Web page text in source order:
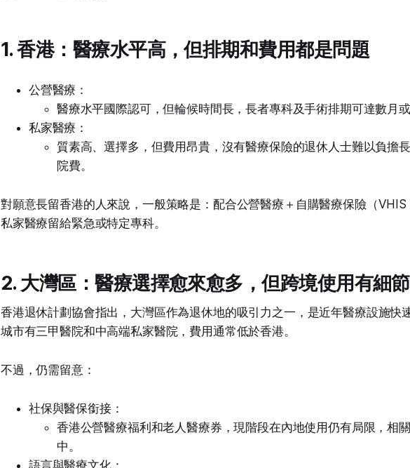
1. 香港：醫療水平高，但排期和費用都是問題
公營醫療：
醫療水平國際認可，但輪候時間長，長者專科及手術排期可達數月或
私家醫療：
質素高、選擇多，但費用昂貴，沒有醫療保險的退休人士難以負擔
院費。
對願意長留香港的人來說，一般策略是：配合公營醫療＋自購醫療保險（
私家醫療留給緊急或特定專科。
2. 大灣區：醫療選擇愈來愈多，但跨境使用有細節
香港退休計劃協會指出，大灣區作為退休地的吸引力之一，是近年醫療設施快
城市有三甲醫院和中高端私家醫院，費用通常低於香港。
不過，仍需留意：
社保與醫保銜接：
香港公營醫療福利和老人醫療券，現階段在內地使用仍有局限，相
中。
語言與醫療文化：